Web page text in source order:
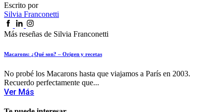
Escrito por
Silvia Franconetti
Más reseñas de Silvia Franconetti
Macarons: ¿Qué son? – Origen y recetas
No probé los Macarons hasta que viajamos a París en 2003.
Recuerdo perfectamente que...
Ver Más